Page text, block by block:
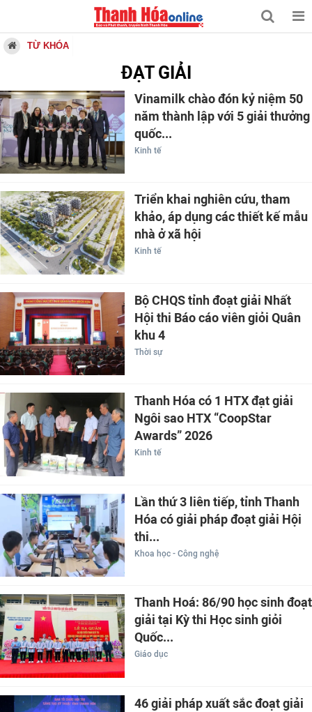
TỪ KHÓA
ĐẠT GIẢI
Vinamilk chào đón kỷ niệm 50
năm thành lập với 5 giải thưởng
quốc...
Kinh tế
Triển khai nghiên cứu, tham
khảo, áp dụng các thiết kế mẫu
nhà ở xã hội
Kinh tế
Bộ CHQS tỉnh đoạt giải Nhất
Hội thi Báo cáo viên giỏi Quân
khu 4
Thời sự
Thanh Hóa có 1 HTX đạt giải
Ngôi sao HTX “CoopStar
Awards” 2026
Kinh tế
Lần thứ 3 liên tiếp, tỉnh Thanh
Hóa có giải pháp đoạt giải Hội
thi...
Khoa học - Công nghệ
Thanh Hoá: 86/90 học sinh đoạt
giải tại Kỳ thi Học sinh giỏi
Quốc...
Giáo dục
46 giải pháp xuất sắc đoạt giải